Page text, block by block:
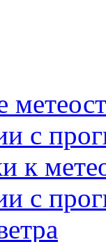
с
к
с